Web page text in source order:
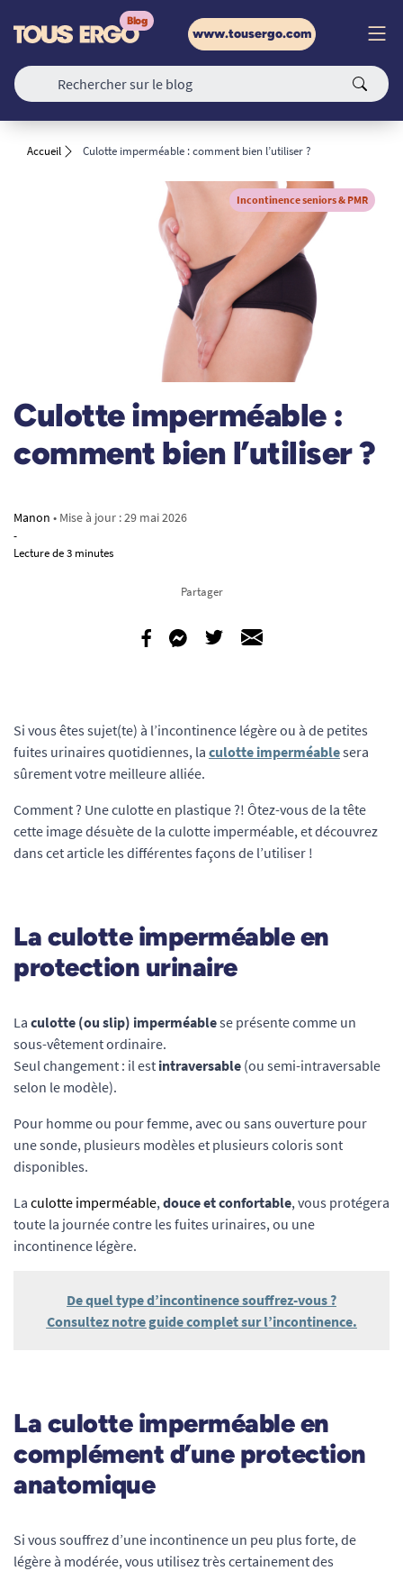
www.tousergo.com
Accueil Culotte imperméable : comment bien l’utiliser ?
Culotte imperméable :
comment bien l’utiliser ?
Manon • Mise à jour :29 mai 2026
-
Lecture de 3 minutes
Partager
Incontinence seniors & PMR
Si vous êtes sujet(te) à l’incontinence légère ou à de petites
fuites urinaires quotidiennes, la culotte imperméablesera
sûrement votre meilleure alliée.
Comment ? Une culotte en plastique ?! Ôtez-vous de la tête
cette image désuète de la culotte imperméable, et découvrez
dans cet article les différentes façons de l’utiliser !
La culotte imperméable en
protection urinaire
La culotte (ou slip) imperméablese présente comme un
sous-vêtement ordinaire.
Seul changement : il est intraversable (ou semi-intraversable
selon le modèle).
Pour homme ou pour femme, avec ou sans ouverture pour
une sonde, plusieurs modèles et plusieurs coloris sont
disponibles.
La culotte imperméable, douce et confortable, vous protégera
toute la journée contre les fuites urinaires, ou une
incontinence légère.
De quel type d’incontinence souffrez-vous ?
Consultez notre guide complet sur l’incontinence.
La culotte imperméable en
complément d’une protection
anatomique
Si vous souffrez d’une incontinence un peu plus forte, de
légère à modérée, vous utilisez très certainement des